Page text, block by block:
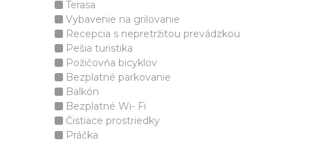
Terasa
Vybavenie na grilovanie
Recepcia s nepretržitou prevádzkou
Pešia turistika
Požičovňa bicyklov
Bezplatné parkovanie
Balkón
Bezplatné Wi- Fi
Čistiace prostriedky
Práčka